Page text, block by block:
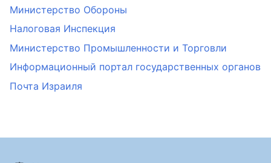
Министерство Обороны
Налоговая Инспекция
Министерство Промышленности и Торговли
Информационный портал государственных органов
Почта Израиля